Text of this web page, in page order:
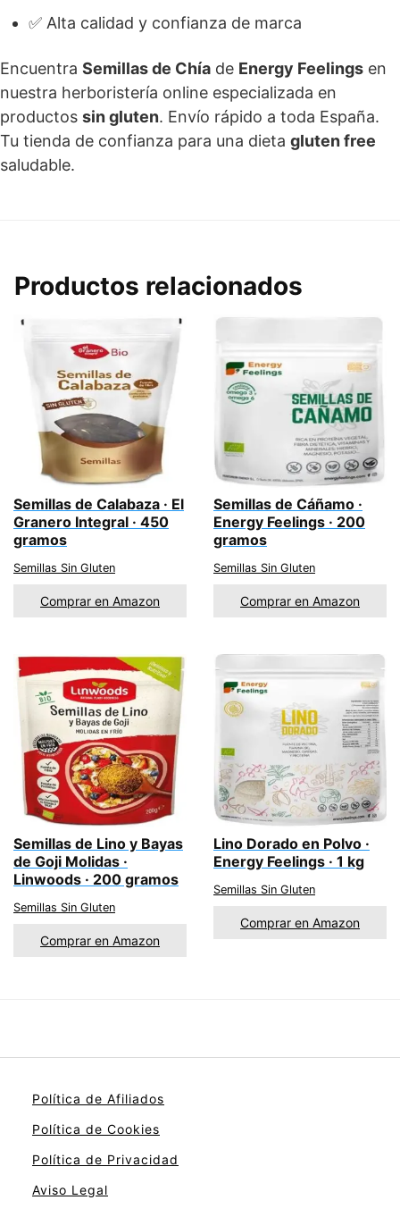
✅ Alta calidad y confianza de marca
Encuentra Semillas de Chía de Energy Feelings en
nuestra herboristería online especializada en
productos sin gluten. Envío rápido a toda España.
Tu tienda de confianza para una dieta gluten free
saludable.
Productos relacionados
Semillas de Calabaza · El
Granero Integral · 450
gramos
Semillas Sin Gluten
Comprar en Amazon
Semillas de Cáñamo ·
Energy Feelings · 200
gramos
Semillas Sin Gluten
Comprar en Amazon
Semillas de Lino y Bayas
de Goji Molidas ·
Linwoods · 200 gramos
Semillas Sin Gluten
Comprar en Amazon
Lino Dorado en Polvo ·
Energy Feelings · 1 kg
Semillas Sin Gluten
Comprar en Amazon
Política de Afiliados
Política de Cookies
Política de Privacidad
Aviso Legal